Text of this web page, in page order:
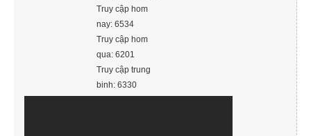
Truy cập hom
nay: 6534
Truy cập hom
qua: 6201
Truy cập trung
binh: 6330